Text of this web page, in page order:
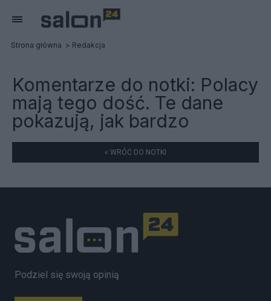
Strona główna Redakcja
Komentarze do notki: Polacy
mają tego dość. Te dane
pokazują, jak bardzo
« WRÓĆ DO NOTKI
Podziel się swoją opinią